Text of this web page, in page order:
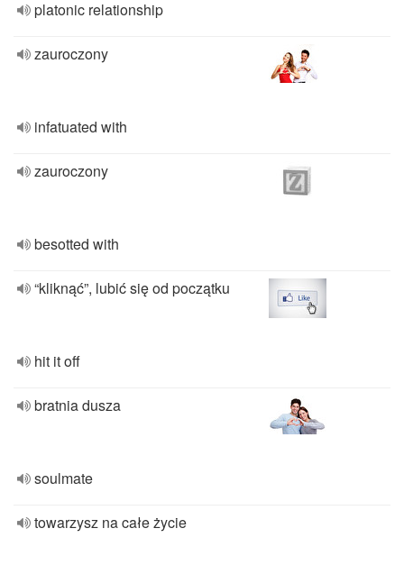
platonic relationship
zauroczony
infatuated with
zauroczony
besotted with
“kliknąć”, lubić się od początku
hit it off
bratnia dusza
soulmate
towarzysz na całe życie